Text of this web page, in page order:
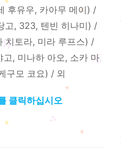
후유우, 카아무 메이) /
고, 323, 텐빈 히나미) /
토라, 미라 루프스) /
, 미나하 아오, 소카 마
구모 코요) / 외
클릭하십시오